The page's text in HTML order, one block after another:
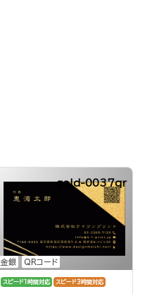
金銀 QRコード
gold-0037qr
スピード1時間対応 スピード3時間対応